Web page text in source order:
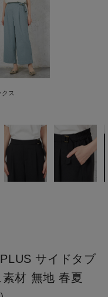
クス
サイドタブ
材 無地 春夏